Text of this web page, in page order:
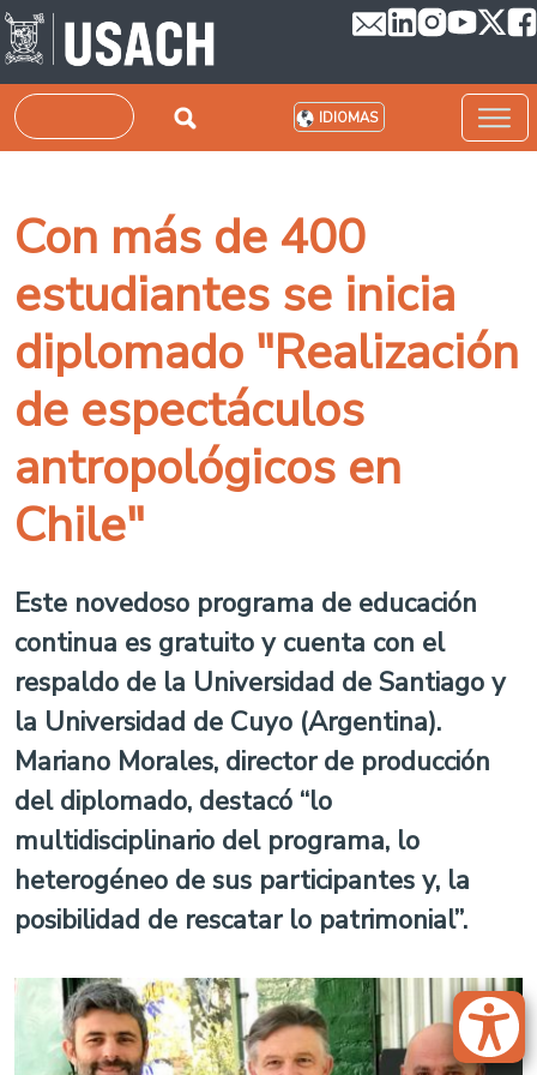
Pasar al contenido principal
Buscar IDIOMAS
Con más de 400
estudiantes se inicia
diplomado "Realización
de espectáculos
antropológicos en
Chile"
Este novedoso programa de educación
continua es gratuito y cuenta con el
respaldo de la Universidad de Santiago y
la Universidad de Cuyo (Argentina).
Mariano Morales, director de producción
del diplomado, destacó “lo
multidisciplinario del programa, lo
heterogéneo de sus participantes y, la
posibilidad de rescatar lo patrimonial”.